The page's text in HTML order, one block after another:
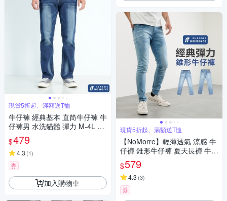
現貨5折起、滿額送T恤
牛仔褲 經典基本 直筒牛仔褲 牛
仔褲男 水洗貓鬚 彈力 M-4L 丹
寧藍 現貨【NoMorre】#3798
$479
4.3 (1)
券
加入購物車
現貨5折起、滿額送T恤
【NoMorre】輕薄透氣 涼感 牛
仔褲 錐形牛仔褲 夏天長褲 牛仔
褲男 水洗 伸縮 台灣現貨 M-3L
#5689
$579
4.3 (3)
券